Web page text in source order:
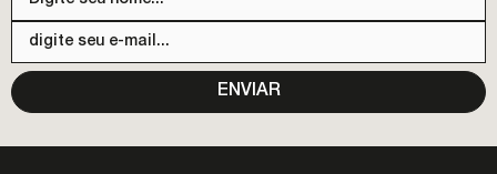
ENVIAR